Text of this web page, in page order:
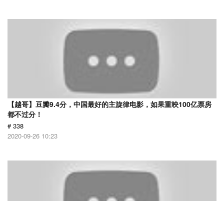
【越哥】豆瓣9.4分，中国最好的主旋律电影，如果重映100亿票房
都不过分！
# 338
2020-09-26 10:23